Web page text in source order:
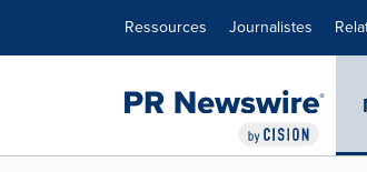
Ressources Journalistes